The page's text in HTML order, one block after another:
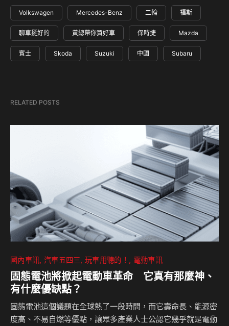
Volkswagen Mercedes-Benz 二輪 福斯
聊車挺好的 黃總帶你買好車 保時捷 Mazda
賓士 Skoda Suzuki 中國 Subaru
RELATED POSTS
國內車訊 汽車五四三 玩車用聽的！ 電動車訊
固態電池將掀起電動車革命 它真有那麼神、
有什麼優缺點？
固態電池這個議題在全球熱了一段時間，而它壽命長、能源密
度高、不易自燃等優點，讓眾多產業人士公認它幾乎就是電動